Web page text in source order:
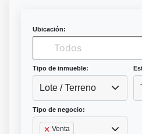
Ubicación:
Tipo de inmueble:
Lote / Terreno
Tipo de negocio:
Venta